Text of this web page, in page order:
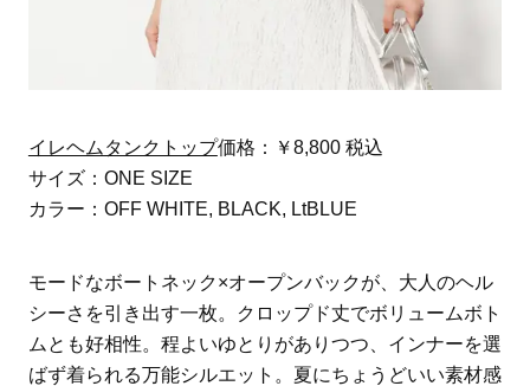
イレヘムタンクトップ価格：￥8,800 税込
サイズ：ONE SIZE
カラー：OFF WHITE, BLACK, LtBLUE
モードなボートネック×オープンバックが、大人のヘル
シーさを引き出す一枚。クロップド丈でボリュームボト
ムとも好相性。程よいゆとりがありつつ、インナーを選
ばず着られる万能シルエット。夏にちょうどいい素材感